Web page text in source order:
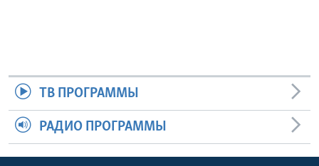
ТВ ПРОГРАММЫ
РАДИО ПРОГРАММЫ